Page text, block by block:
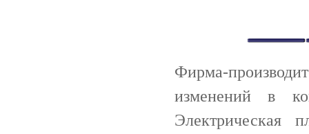
Фирма-
изменений в
Электрическая